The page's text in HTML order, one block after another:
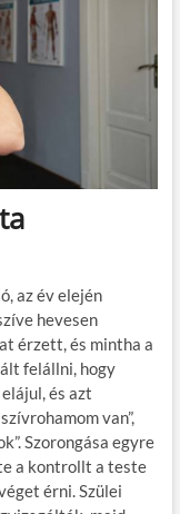
az év elején
hevesen
érzett, és mintha a
felállni, hogy
és azt
van”,
Szorongása egyre
a kontrollt a teste
érni. Szülei